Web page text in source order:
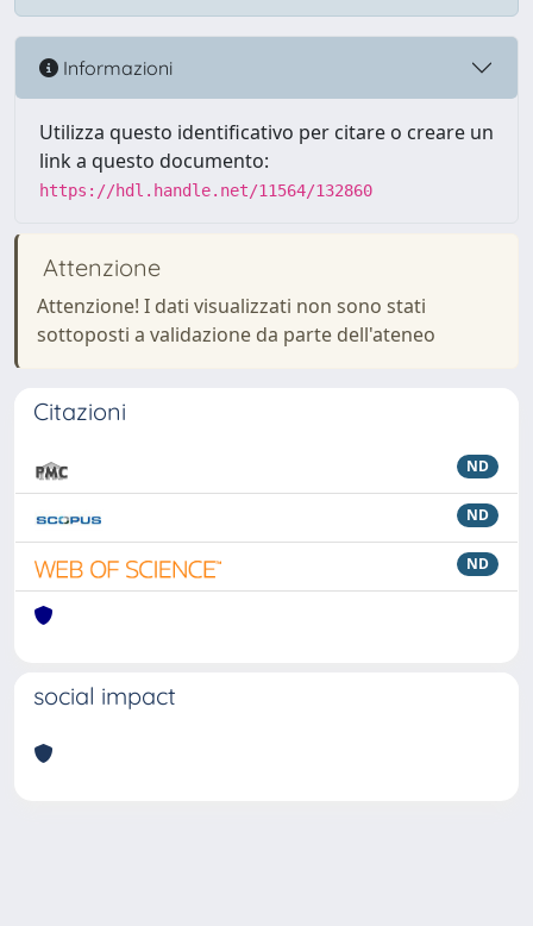
Informazioni
Utilizza questo identificativo per citare o creare un
link a questo documento:
https://hdl.handle.net/11564/132860
Attenzione
Attenzione! I dati visualizzati non sono stati
sottoposti a validazione da parte dell'ateneo
Citazioni
ND
ND
ND
social impact